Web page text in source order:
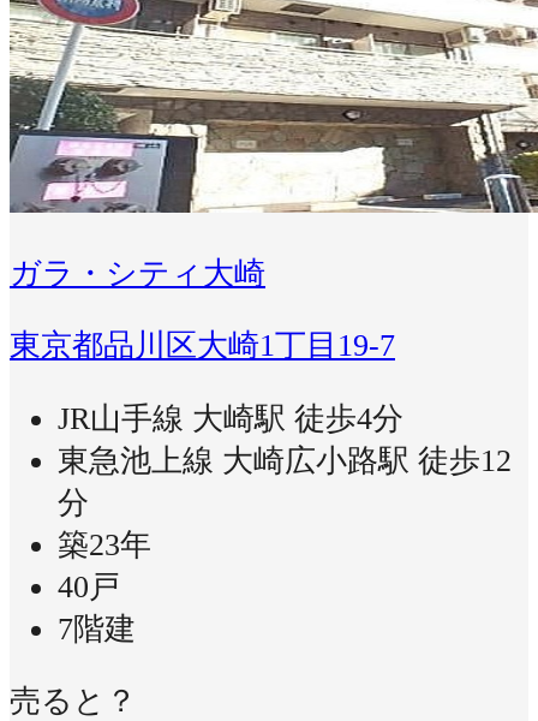
ガラ・シティ大崎
東京都品川区大崎1丁目19-7
JR山手線 大崎駅 徒歩4分
東急池上線 大崎広小路駅 徒歩12
分
築23年
40戸
7階建
売ると？